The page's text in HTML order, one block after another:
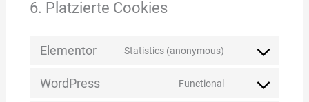
6. Platzierte Cookies
Elementor Statistics (anonymous)
WordPress Functional